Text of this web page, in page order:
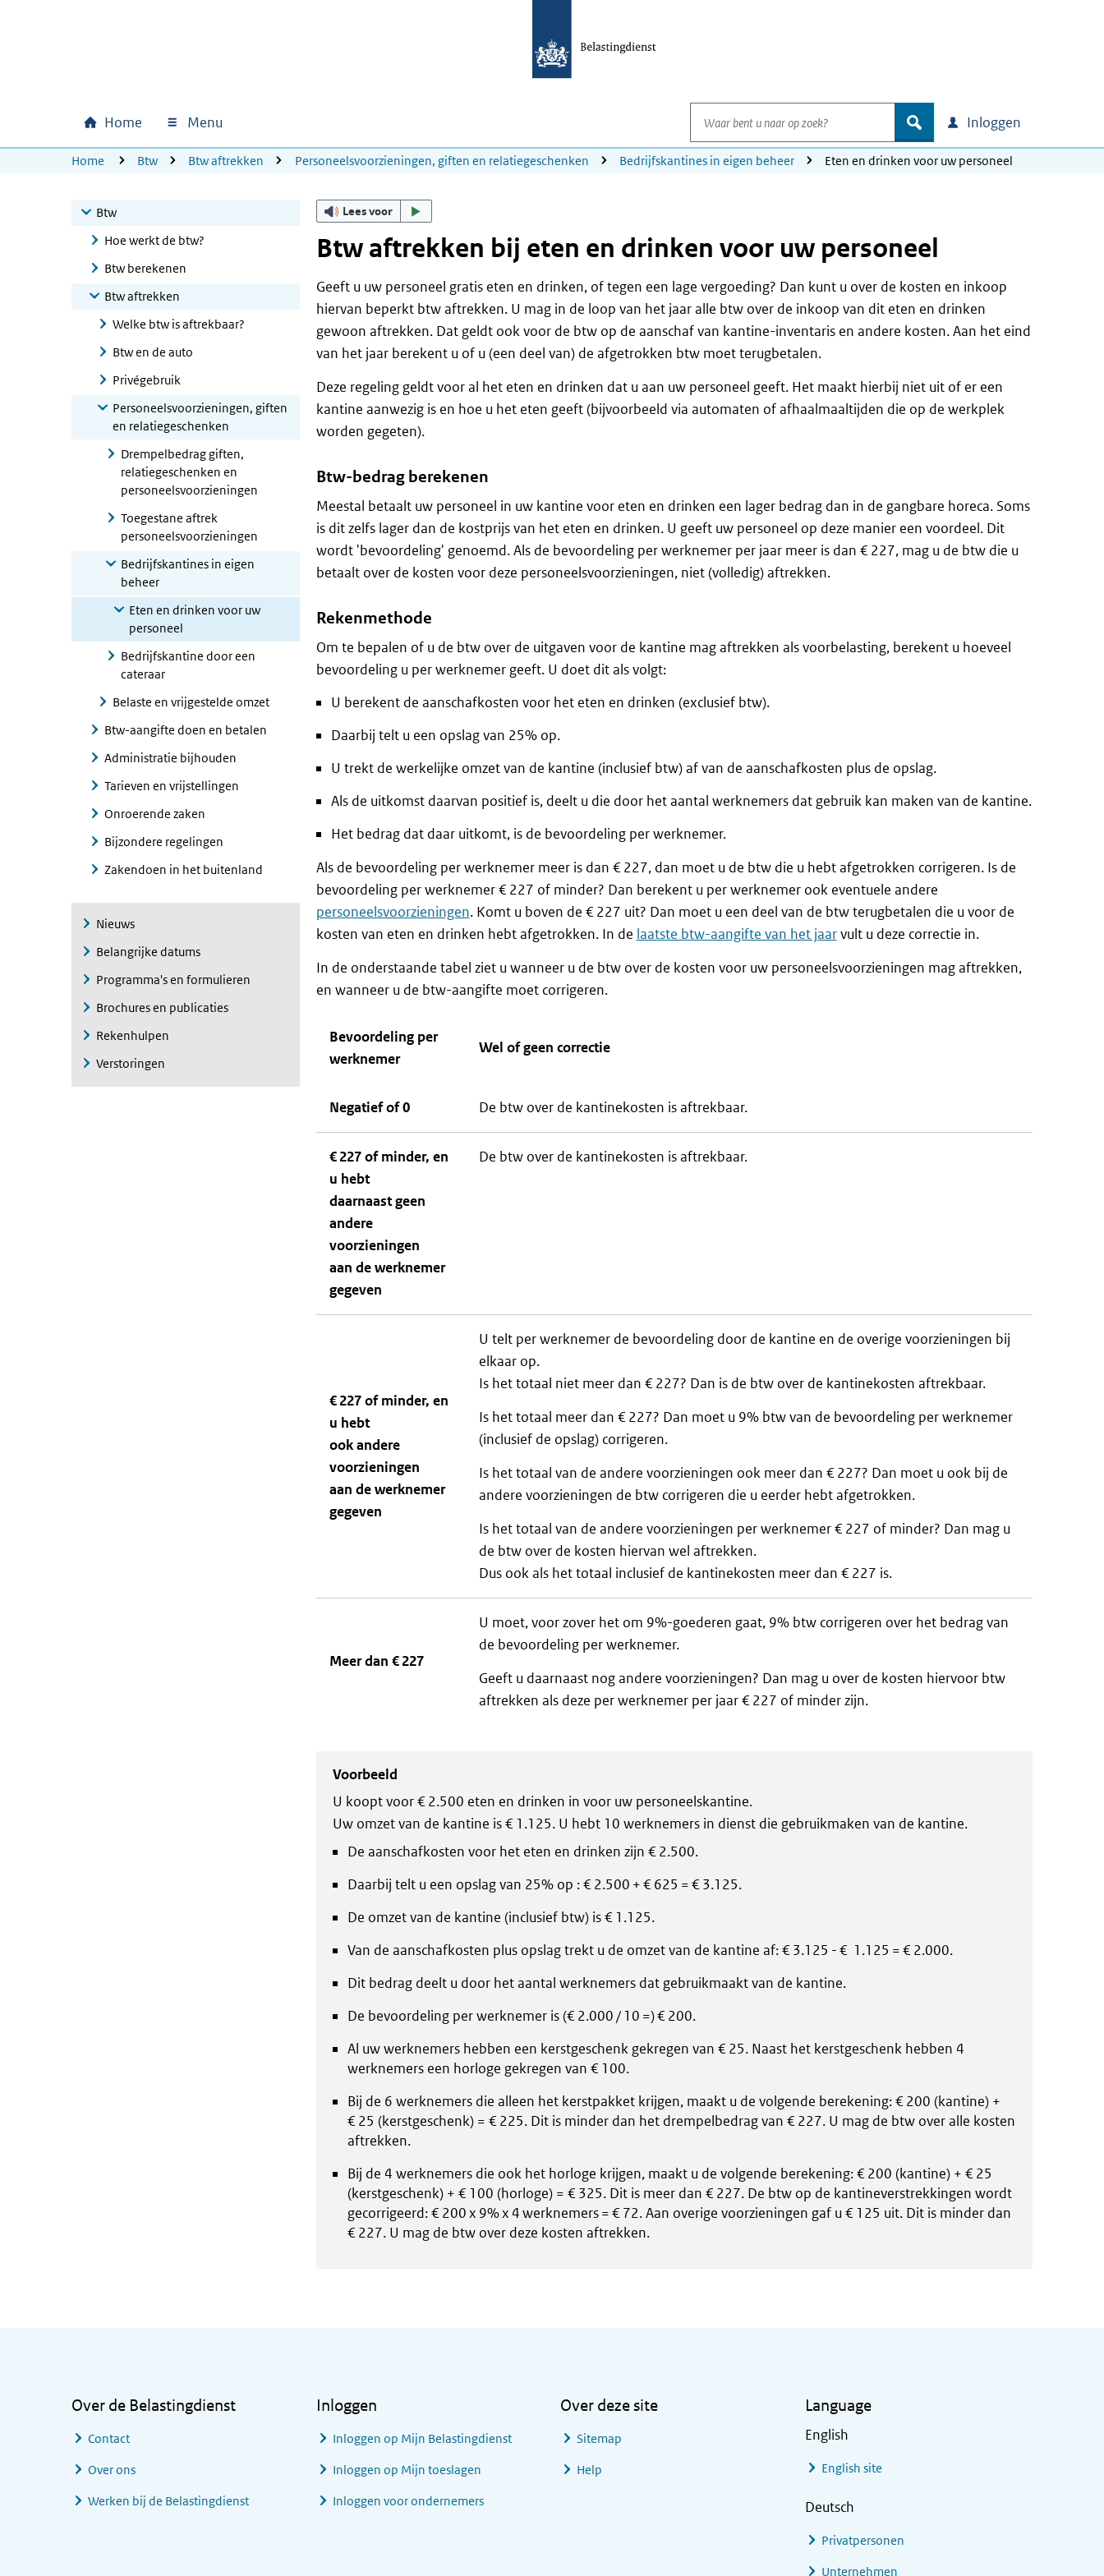
Hoofdnavigatie
Home Menu
Waar bent u naar op zoek?
zoek Inloggen
U bevindt zich hier:
Home Btw Btw aftrekken Personeelsvoorzieningen, giften en relatiegeschenken Bedrijfskantines in eigen beheer Eten en drinken voor uw personeel
Btw
Hoe werkt de btw?
Btw berekenen
Btw aftrekken
Welke btw is aftrekbaar?
Btw en de auto
Privégebruik
Personeelsvoorzieningen, giften
en relatiegeschenken
Drempelbedrag giften,
relatiegeschenken en
personeelsvoorzieningen
Toegestane aftrek
personeelsvoorzieningen
Bedrijfskantines in eigen
beheer
Eten en drinken voor uw
personeel
Bedrijfskantine door een
cateraar
Belaste en vrijgestelde omzet
Btw-aangifte doen en betalen
Administratie bijhouden
Tarieven en vrijstellingen
Onroerende zaken
Bijzondere regelingen
Zakendoen in het buitenland
Nieuws
Belangrijke datums
Programma's en formulieren
Brochures en publicaties
Rekenhulpen
Verstoringen
Lees voor
Btw aftrekken bij eten en drinken voor uw personeel
Geeft u uw personeel gratis eten en drinken, of tegen een lage vergoeding? Dan kunt u over de kosten en inkoop
hiervan beperkt btw aftrekken. U mag in de loop van het jaar alle btw over de inkoop van dit eten en drinken
gewoon aftrekken. Dat geldt ook voor de btw op de aanschaf van kantine-inventaris en andere kosten. Aan het eind
van het jaar berekent u of u (een deel van) de afgetrokken btw moet terugbetalen.
Deze regeling geldt voor al het eten en drinken dat u aan uw personeel geeft. Het maakt hierbij niet uit of er een
kantine aanwezig is en hoe u het eten geeft (bijvoorbeeld via automaten of afhaalmaaltijden die op de werkplek
worden gegeten).
Btw-bedrag berekenen
Meestal betaalt uw personeel in uw kantine voor eten en drinken een lager bedrag dan in de gangbare horeca. Soms
is dit zelfs lager dan de kostprijs van het eten en drinken. U geeft uw personeel op deze manier een voordeel. Dit
wordt 'bevoordeling' genoemd. Als de bevoordeling per werknemer per jaar meer is dan € 227, mag u de btw die u
betaalt over de kosten voor deze personeelsvoorzieningen, niet (volledig) aftrekken.
Rekenmethode
Om te bepalen of u de btw over de uitgaven voor de kantine mag aftrekken als voorbelasting, berekent u hoeveel
bevoordeling u per werknemer geeft. U doet dit als volgt:
U berekent de aanschafkosten voor het eten en drinken (exclusief btw).
Daarbij telt u een opslag van 25% op.
U trekt de werkelijke omzet van de kantine (inclusief btw) af van de aanschafkosten plus de opslag.
Als de uitkomst daarvan positief is, deelt u die door het aantal werknemers dat gebruik kan maken van de kantine.
Het bedrag dat daar uitkomt, is de bevoordeling per werknemer.
Als de bevoordeling per werknemer meer is dan € 227, dan moet u de btw die u hebt afgetrokken corrigeren. Is de
bevoordeling per werknemer € 227 of minder? Dan berekent u per werknemer ook eventuele andere
personeelsvoorzieningen. Komt u boven de € 227 uit? Dan moet u een deel van de btw terugbetalen die u voor de
kosten van eten en drinken hebt afgetrokken. In de laatste btw-aangifte van het jaarvult u deze correctie in.
In de onderstaande tabel ziet u wanneer u de btw over de kosten voor uw personeelsvoorzieningen mag aftrekken,
en wanneer u de btw-aangifte moet corrigeren.
Bevoordeling per
werknemer
Wel of geen correctie
Negatief of 0 De btw over de kantinekosten is aftrekbaar.
€ 227 of minder, en
u hebt
daarnaast geen
andere
voorzieningen
aan de werknemer
gegeven
De btw over de kantinekosten is aftrekbaar.
€ 227 of minder, en
u hebt
ook andere
voorzieningen
aan de werknemer
gegeven
U telt per werknemer de bevoordeling door de kantine en de overige voorzieningen bij
elkaar op.
Is het totaal niet meer dan € 227? Dan is de btw over de kantinekosten aftrekbaar.
Is het totaal meer dan € 227? Dan moet u 9% btw van de bevoordeling per werknemer
(inclusief de opslag) corrigeren.
Is het totaal van de andere voorzieningen ook meer dan € 227? Dan moet u ook bij de
andere voorzieningen de btw corrigeren die u eerder hebt afgetrokken.
Is het totaal van de andere voorzieningen per werknemer € 227 of minder? Dan mag u
de btw over de kosten hiervan wel aftrekken.
Dus ook als het totaal inclusief de kantinekosten meer dan € 227 is.
Meer dan € 227
U moet, voor zover het om 9%-goederen gaat, 9% btw corrigeren over het bedrag van
de bevoordeling per werknemer.
Geeft u daarnaast nog andere voorzieningen? Dan mag u over de kosten hiervoor btw
aftrekken als deze per werknemer per jaar € 227 of minder zijn.
Voorbeeld
U koopt voor € 2.500 eten en drinken in voor uw personeelskantine.
Uw omzet van de kantine is € 1.125. U hebt 10 werknemers in dienst die gebruikmaken van de kantine.
De aanschafkosten voor het eten en drinken zijn € 2.500.
Daarbij telt u een opslag van 25% op : € 2.500 + € 625 = € 3.125.
De omzet van de kantine (inclusief btw) is € 1.125.
Van de aanschafkosten plus opslag trekt u de omzet van de kantine af: € 3.125 - € 1.125 = € 2.000.
Dit bedrag deelt u door het aantal werknemers dat gebruikmaakt van de kantine.
De bevoordeling per werknemer is (€ 2.000 / 10 =) € 200.
Al uw werknemers hebben een kerstgeschenk gekregen van € 25. Naast het kerstgeschenk hebben 4
werknemers een horloge gekregen van € 100.
Bij de 6 werknemers die alleen het kerstpakket krijgen, maakt u de volgende berekening: € 200 (kantine) +
€ 25 (kerstgeschenk) = € 225. Dit is minder dan het drempelbedrag van € 227. U mag de btw over alle kosten
aftrekken.
Bij de 4 werknemers die ook het horloge krijgen, maakt u de volgende berekening: € 200 (kantine) + € 25
(kerstgeschenk) + € 100 (horloge) = € 325. Dit is meer dan € 227. De btw op de kantineverstrekkingen wordt
gecorrigeerd: € 200 x 9% x 4 werknemers = € 72. Aan overige voorzieningen gaf u € 125 uit. Dit is minder dan
€ 227. U mag de btw over deze kosten aftrekken.
Over de Belastingdienst
Contact
Over ons
Werken bij de Belastingdienst
Inloggen
Inloggen op Mijn Belastingdienst
Inloggen op Mijn toeslagen
Inloggen voor ondernemers
Over deze site
Sitemap
Help
Language
English
English site
Deutsch
Privatpersonen
Unternehmen